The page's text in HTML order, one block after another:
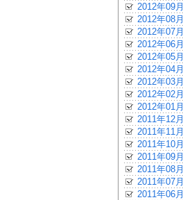
2012年09月
2012年08月
2012年07月
2012年06月
2012年05月
2012年04月
2012年03月
2012年02月
2012年01月
2011年12月
2011年11月
2011年10月
2011年09月
2011年08月
2011年07月
2011年06月